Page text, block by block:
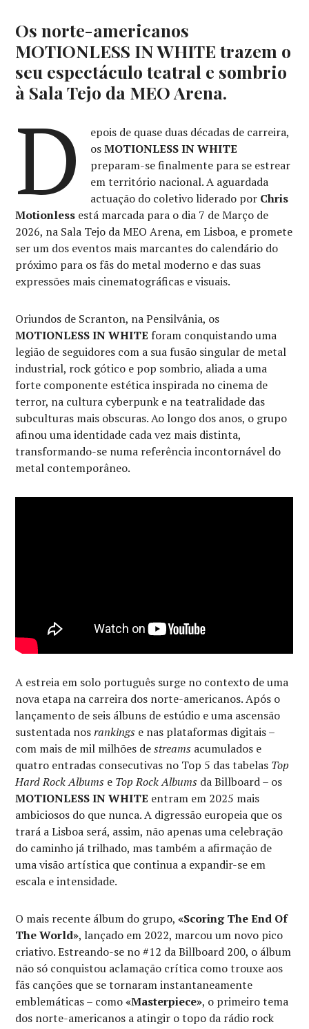
Os norte-americanos
MOTIONLESS IN WHITE trazem o
seu espectáculo teatral e sombrio
à Sala Tejo da MEO Arena.
D
epois de quase duas décadas de carreira,
osMOTIONLESS IN WHITE
preparam-se finalmente para se estrear
em território nacional. A aguardada
actuação do coletivo liderado por Chris
Motionless está marcada para o dia 7 de Março de
2026, na Sala Tejo da MEO Arena, em Lisboa, e promete
ser um dos eventos mais marcantes do calendário do
próximo para os fãs do metal moderno e das suas
expressões mais cinematográficas e visuais.
Oriundos de Scranton, na Pensilvânia, os
MOTIONLESS IN WHITE foram conquistando uma
legião de seguidores com a sua fusão singular de metal
industrial, rock gótico e pop sombrio, aliada a uma
forte componente estética inspirada no cinema de
terror, na cultura cyberpunk e na teatralidade das
subculturas mais obscuras. Ao longo dos anos, o grupo
afinou uma identidade cada vez mais distinta,
transformando-se numa referência incontornável do
metal contemporâneo.
A estreia em solo português surge no contexto de uma
nova etapa na carreira dos norte-americanos. Após o
lançamento de seis álbuns de estúdio e uma ascensão
sustentada nosrankings e nas plataformas digitais –
com mais de mil milhões destreams acumulados e
quatro entradas consecutivas no Top 5 das tabelas Top
Hard Rock Albums e Top Rock Albums da Billboard – os
MOTIONLESS IN WHITE entram em 2025 mais
ambiciosos do que nunca. A digressão europeia que os
trará a Lisboa será, assim, não apenas uma celebração
do caminho já trilhado, mas também a afirmação de
uma visão artística que continua a expandir-se em
escala e intensidade.
O mais recente álbum do grupo,«Scoring The End Of
The World», lançado em 2022, marcou um novo pico
criativo. Estreando-se no #12 da Billboard 200, o álbum
não só conquistou aclamação crítica como trouxe aos
fãs canções que se tornaram instantaneamente
emblemáticas – como«Masterpiece», o primeiro tema
dos norte-americanos a atingir o topo da rádio rock